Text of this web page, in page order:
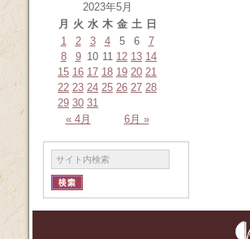
2023年5月
月
火 水 木 金 土 日
« 4月 6月 »
1 2 3 4 5 6
7
8
9 10 11 12 13 14
15 16 17 18 19 20 21
22 23 24 25 26 27 28
29 30 31